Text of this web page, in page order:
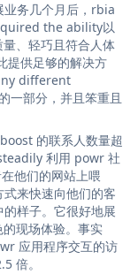
务几个月后，rbia
the ability以
、轻巧且符合人体
提供足够的解决方
different
一部分，并且笨重且
的联系人数量超
利用 powr 社
他们的网站上喂
来快速向他们的客
样子。它很好地展
现场体验。事实
应用程序交互的访
倍。